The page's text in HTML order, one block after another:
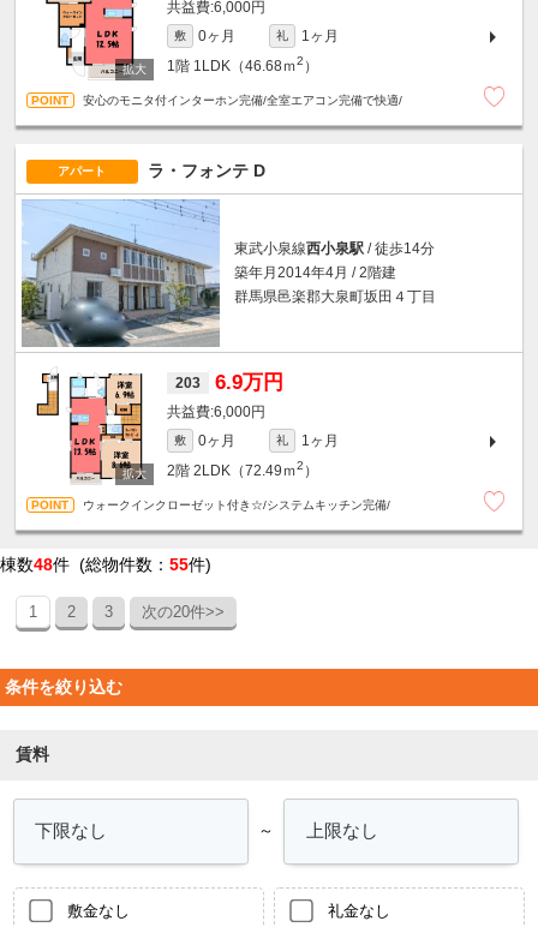
6,000円
敷 0ヶ月 礼
1ヶ月
1階 1LDK（46.68ｍ2 ）
安心のモニタ付インターホン完備/全室エアコン完備で快適/
アパート ラ・フォンテ D
東武小泉線西小泉駅 / 徒歩14分
築年月2014年4月 / 2階建
群馬県邑楽郡大泉町坂田４丁目
203 6.9万円
6,000円
敷 0ヶ月 礼
1ヶ月
2階 2LDK（72.49ｍ2 ）
ウォークインクローゼット付き☆/システムキッチン完備/
棟数48件 (総物件数： 55件)
1 2 3 次の20件>>
条件を絞り込む
賃料
～
敷金なし 礼金なし